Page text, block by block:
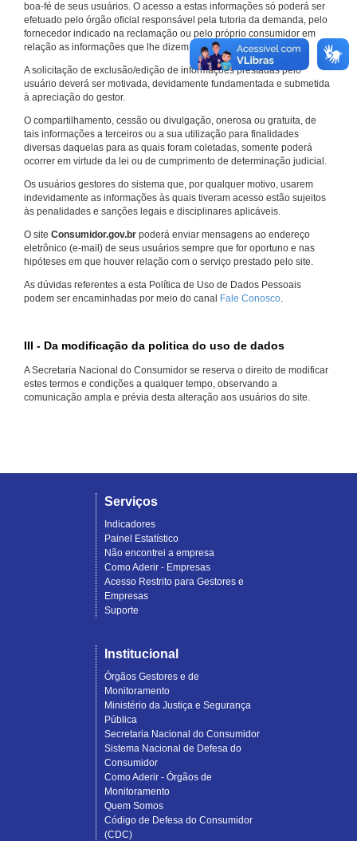
boa-fé de seus usuários. O acesso a estas informações só poderá ser
efetuado pelo órgão oficial responsável pela tutoria da demanda, pelo
fornecedor indicado na reclamação ou pelo próprio consumidor em
relação as informações que lhe dizem respeito.
A solicitação de exclusão/edição de informações prestadas pelo
usuário deverá ser motivada, devidamente fundamentada e submetida
à apreciação do gestor.
O compartilhamento, cessão ou divulgação, onerosa ou gratuita, de
tais informações a terceiros ou a sua utilização para finalidades
diversas daquelas para as quais foram coletadas, somente poderá
ocorrer em virtude da lei ou de cumprimento de determinação judicial.
Os usuários gestores do sistema que, por qualquer motivo, usarem
indevidamente as informações às quais tiveram acesso estão sujeitos
às penalidades e sanções legais e disciplinares aplicáveis.
O site Consumidor.gov.br poderá enviar mensagens ao endereço
eletrônico (e-mail) de seus usuários sempre que for oportuno e nas
hipóteses em que houver relação com o serviço prestado pelo site.
As dúvidas referentes a esta Política de Uso de Dados Pessoais
podem ser encaminhadas por meio do canal Fale Conosco.
III - Da modificação da politica do uso de dados
A Secretaria Nacional do Consumidor se reserva o direito de modificar
estes termos e condições a qualquer tempo, observando a
comunicação ampla e prévia desta alteração aos usuários do site.
Serviços
Indicadores
Painel Estatístico
Não encontrei a empresa
Como Aderir - Empresas
Acesso Restrito para Gestores e
Empresas
Suporte
Institucional
Órgãos Gestores e de
Monitoramento
Ministério da Justiça e Segurança
Pública
Secretaria Nacional do Consumidor
Sistema Nacional de Defesa do
Consumidor
Como Aderir - Órgãos de
Monitoramento
Quem Somos
Código de Defesa do Consumidor
(CDC)